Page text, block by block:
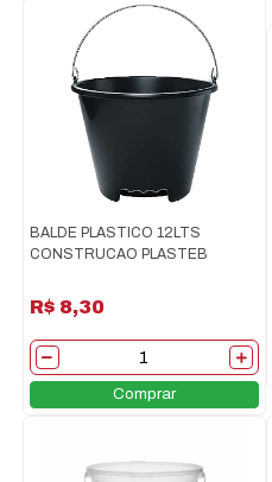
BALDE PLASTICO 12LTS
CONSTRUCAO PLASTEB
R$ 8,30
Comprar